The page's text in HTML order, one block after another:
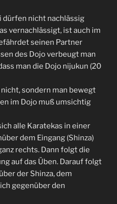
dürfen nicht nachlässig
vernachlässigt, ist auch im
seinen Partner
des Dojo verbeugt man
man die Dojo nijukun (20
sondern man bewegt
im Dojo muß umsichtig
alle Karatekas in einer
dem Eingang (Shinza)
rechts. Dann folgt die
auf das Üben. Darauf folgt
der Shinza, dem
gegenüber den